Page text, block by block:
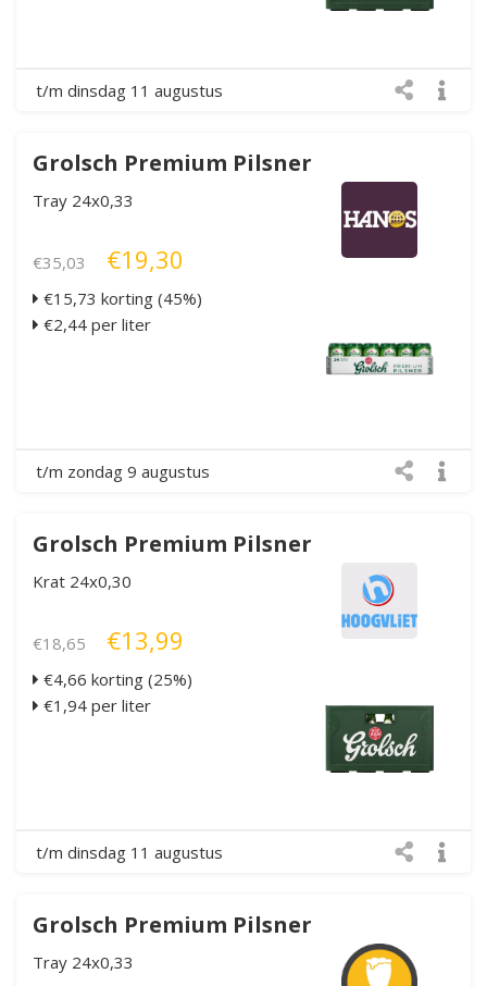
t/m dinsdag 11 augustus
Grolsch Premium Pilsner
Tray 24x0,33
€35,03 €19,30
€15,73 korting (45%)
€2,44 per liter
t/m zondag 9 augustus
Grolsch Premium Pilsner
Krat 24x0,30
€18,65 €13,99
€4,66 korting (25%)
€1,94 per liter
t/m dinsdag 11 augustus
Grolsch Premium Pilsner
Tray 24x0,33